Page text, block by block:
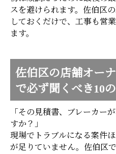
スを避けられます。佐伯区
しておくだけで、工事も営
ます。
佐伯区の店舗オー
で必ず聞くべき10
「その見積書、ブレーカー
すか？」
現場でトラブルになる案件
が足りていません。佐伯区